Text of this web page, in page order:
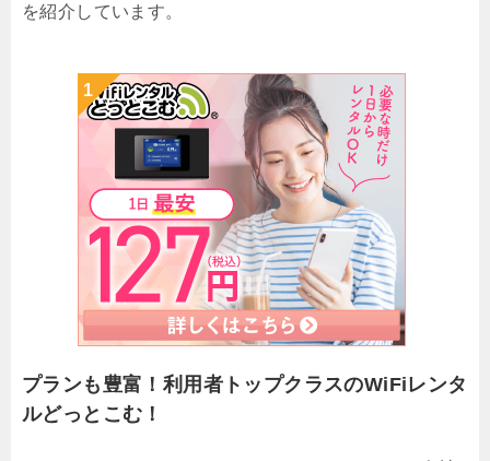
を紹介しています。
プランも豊富！利用者トップクラスのWiFiレンタ
ルどっとこむ！